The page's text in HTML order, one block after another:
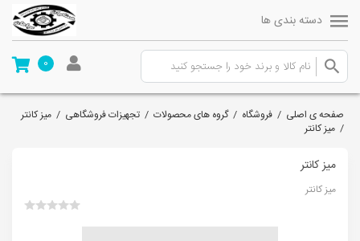
دسته بندی ها
0
صفحه ی اصلی / فروشگاه /گروه های محصولات / تجهیزات فروشگاهی / میز کانتر
/ میز کانتر
میز کانتر
میز کانتر